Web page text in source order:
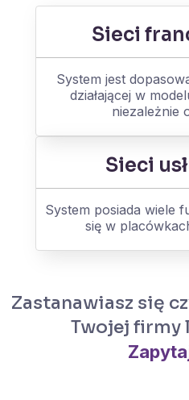
Sieci
System jest
działającej w
niezależnie
Sieci
System posiada wiele
się w
Zastanawiasz się
Twojej firmy